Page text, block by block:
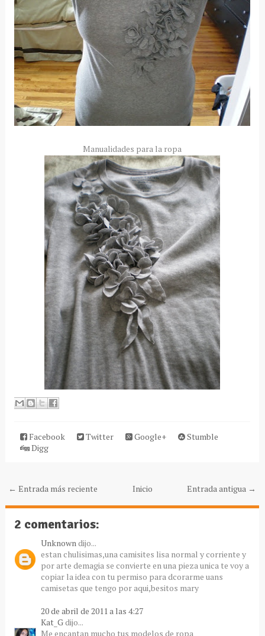
Manualidades para la ropa
Facebook Twitter Google+
Stumble
Digg
← Entrada más reciente Entrada antigua →
Inicio
2 comentarios:
Unknown dijo...
estan chulisimas,una camisites lisa normal y corriente y
por arte demagia se convierte en una pieza unica te voy a
copiar la idea con tu permiso para dcorarme uans
camisetas que tengo por aqui,besitos mary
20 de abril de 2011 a las 4:27
Kat_Gdijo...
Me encantan mucho tus modelos de ropa